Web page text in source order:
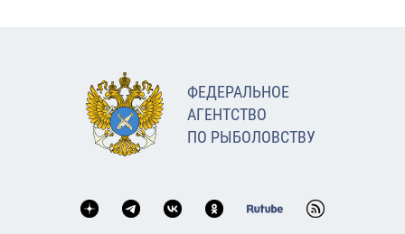
ФЕДЕРАЛЬНОЕ
АГЕНТСТВО
ПО РЫБОЛОВСТВУ